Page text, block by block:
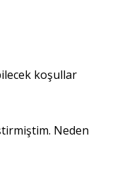
koşullar
Neden